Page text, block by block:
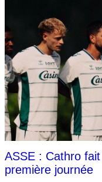
ASSE : Cathro
première journée